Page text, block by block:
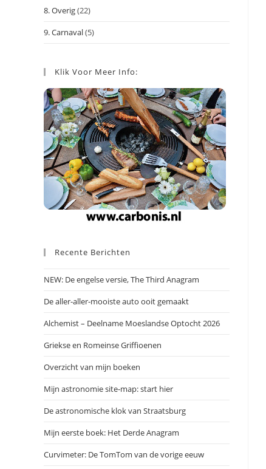
8. Overig(22)
9. Carnaval(5)
Klik Voor Meer Info:
Recente Berichten
NEW: De engelse versie, The Third Anagram
De aller-aller-mooiste auto ooit gemaakt
Alchemist – Deelname Moeslandse Optocht 2026
Griekse en Romeinse Griffioenen
Overzicht van mijn boeken
Mijn astronomie site-map: start hier
De astronomische klok van Straatsburg
Mijn eerste boek: Het Derde Anagram
Curvimeter: De TomTom van de vorige eeuw